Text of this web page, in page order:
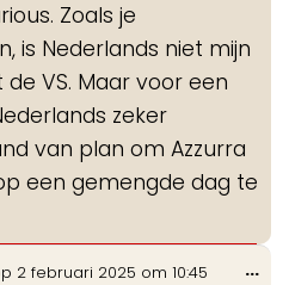
Zoals je
is Nederlands niet mijn
VS. Maar voor een
zeker
van plan om Azzurra
een gemengde dag te
2 februari 2025 om 10:45 ...